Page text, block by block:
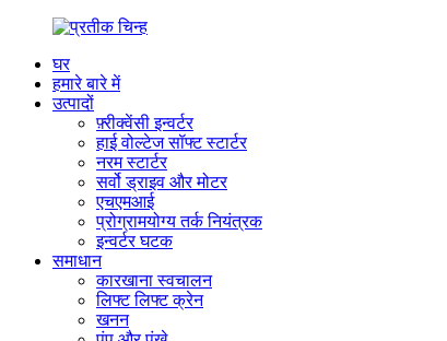
घर
हमारे बारे में
उत्पादों
फ़्रीक्वेंसी इन्वर्टर
हाई वोल्टेज सॉफ्ट स्टार्टर
नरम स्टार्टर
सर्वो ड्राइव और मोटर
एचएमआई
प्रोग्रामयोग्य तर्क नियंत्रक
इन्वर्टर घटक
समाधान
कारखाना स्वचालन
लिफ्ट लिफ्ट क्रेन
खनन